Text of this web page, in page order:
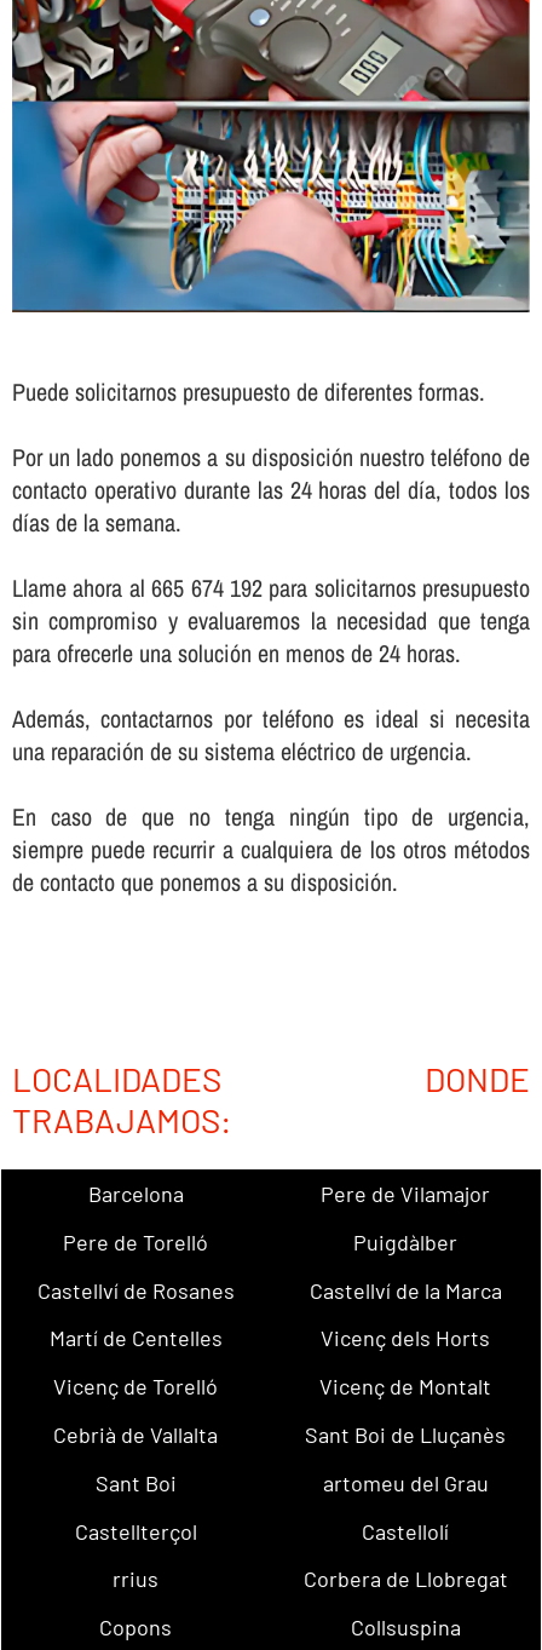
Puede solicitarnos presupuesto de diferentes formas.
Por un lado ponemos a su disposición nuestro teléfono de
contacto operativo durante las 24 horas del dí­a, todos los
dí­as de la semana.
Llame ahora al 665 674 192 para solicitarnos presupuesto
sin compromiso y evaluaremos la necesidad que tenga
para ofrecerle una solución en menos de 24 horas.
Además, contactarnos por teléfono es ideal si necesita
una reparación de su sistema eléctrico de urgencia.
En caso de que no tenga ningún tipo de urgencia,
siempre puede recurrir a cualquiera de los otros métodos
de contacto que ponemos a su disposición.
LOCALIDADES DONDE
TRABAJAMOS:
Barcelona
Pere de Vilamajor
Pere de Torelló
Puigdàlber
Castellví de Rosanes
Castellví de la Marca
Martí de Centelles
Vicenç dels Horts
Vicenç de Torelló
Vicenç de Montalt
Cebrià de Vallalta
Sant Boi de Lluçanès
Sant Boi
artomeu del Grau
Castellterçol
Castellolí
rrius
Corbera de Llobregat
Copons
Collsuspina